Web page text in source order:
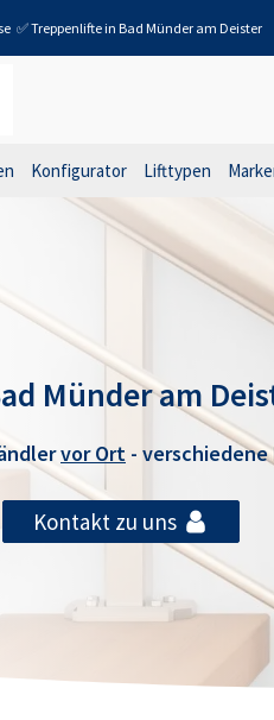
✅ Treppenlifte in Bad Münder am Deister
Konfigurator Lifttypen
Münder am
vor Ort -
Kontakt zu uns